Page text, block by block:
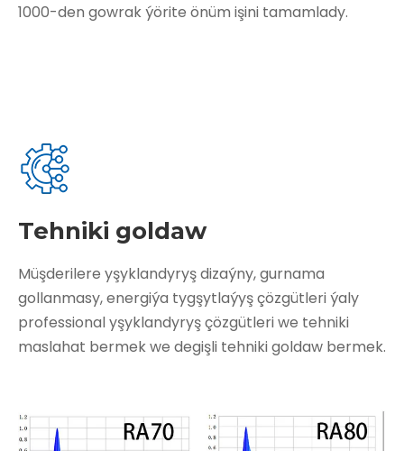
1000-den gowrak ýörite önüm işini tamamlady.
Tehniki goldaw
Müşderilere yşyklandyryş dizaýny, gurnama
gollanmasy, energiýa tygşytlaýyş çözgütleri ýaly
professional yşyklandyryş çözgütleri we tehniki
maslahat bermek we degişli tehniki goldaw bermek.